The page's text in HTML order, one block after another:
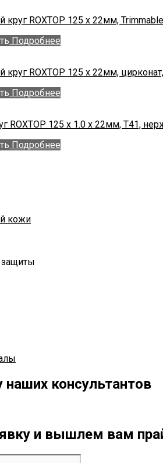
ROXTOP 125 х 22мм,
Подробнее
круг ROXTOP 125 х 22мм,
Подробнее
ROXTOP 125 x 1.0 x 22мм, Т41,
Подробнее
кожи
защиты
консультантов
и вышлем вам